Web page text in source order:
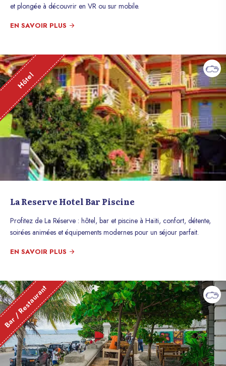
et plongée à découvrir en VR ou sur mobile.
EN SAVOIR PLUS
Hôtel
La Reserve Hotel Bar Piscine
Profitez de La Réserve : hôtel, bar et piscine à Haïti, confort, détente,
soirées animées et équipements modernes pour un séjour parfait.
EN SAVOIR PLUS
Bar / Restaurant